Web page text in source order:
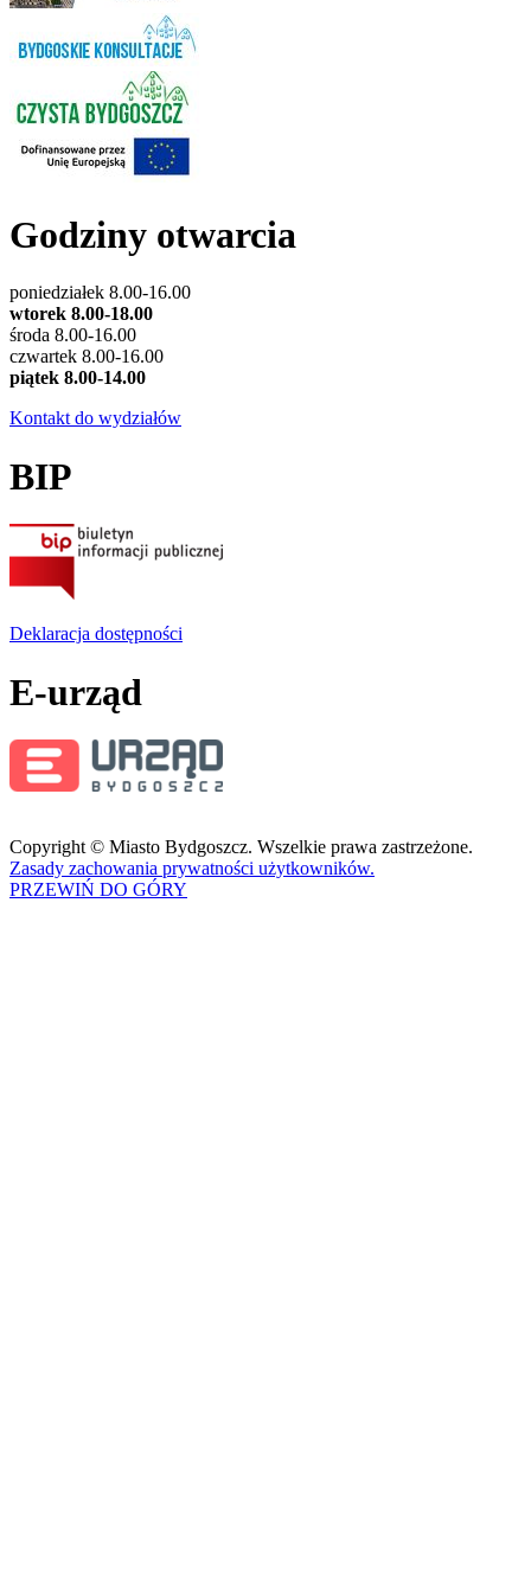
Godziny otwarcia
poniedziałek 8.00-16.00
wtorek 8.00-18.00
środa 8.00-16.00
czwartek 8.00-16.00
piątek 8.00-14.00
Kontakt do wydziałów
BIP
Deklaracja dostępności
E-urząd
Copyright © Miasto Bydgoszcz. Wszelkie prawa zastrzeżone.
Zasady zachowania prywatności użytkowników.
PRZEWIŃ DO GÓRY